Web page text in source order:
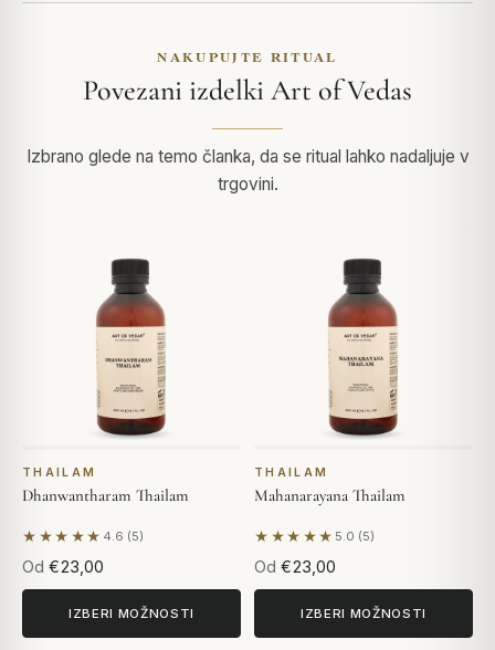
NAKUPUJTE RITUAL
Povezani izdelki Art of Vedas
Izbrano glede na temo članka, da se ritual lahko nadaljuje v
trgovini.
THAILAM
Dhanwantharam Thailam
★★★★★ 4.6 (5)
Na podlagi 5 mnenj
Od €23,00
IZBERI MOŽNOSTI
THAILAM
Mahanarayana Thailam
★★★★★ 5.0 (5)
Na podlagi 5 mnenj
Od €23,00
IZBERI MOŽNOSTI